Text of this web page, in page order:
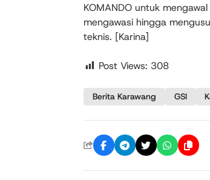
KOMANDO untuk
mengawasi hingga
teknis. [Karina]
Post Views: 308
Berita Karawang GSI